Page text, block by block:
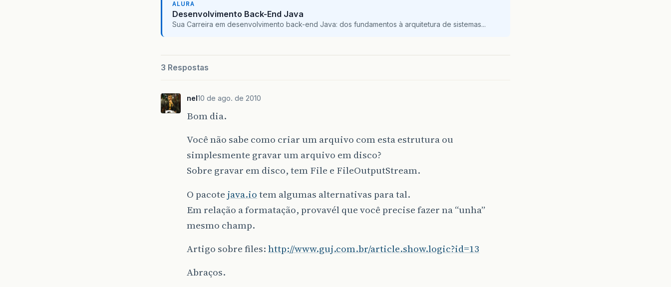
ALURA
Desenvolvimento Back-End Java
Sua Carreira em desenvolvimento back-end Java: dos fundamentos à arquitetura de sistemas...
3 Respostas
nel10 de ago. de 2010
Bom dia.
Você não sabe como criar um arquivo com esta estrutura ou
simplesmente gravar um arquivo em disco?
Sobre gravar em disco, tem File e FileOutputStream.
O pacote java.iotem algumas alternativas para tal.
Em relação a formatação, provavél que você precise fazer na “unha”
mesmo champ.
Artigo sobre files:http://www.guj.com.br/article.show.logic?id=13
Abraços.